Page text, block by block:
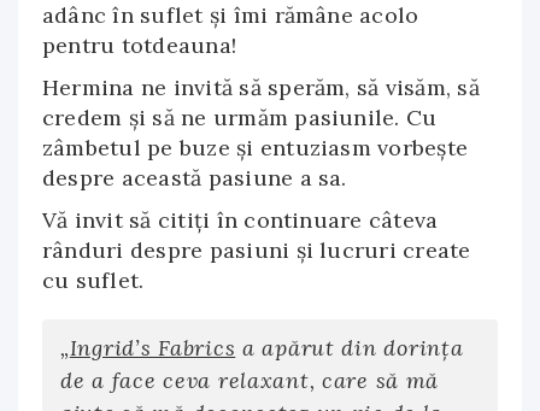
adânc în suflet şi îmi rămâne acolo
pentru totdeauna!
Hermina ne invită să sperăm, să visăm, să
credem și să ne urmăm pasiunile. Cu
zâmbetul pe buze și entuziasm vorbeşte
despre această pasiune a sa.
Vă invit să citiți în continuare câteva
rânduri despre pasiuni și lucruri create
cu suflet.
„Ingrid’s Fabrics a apărut din dorința
de a face ceva relaxant, care să mă